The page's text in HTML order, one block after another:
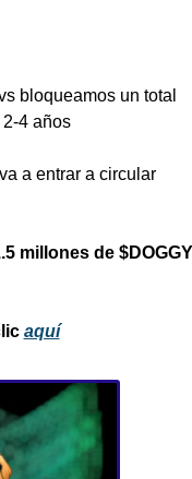
bloqueamos un total
4 años
a entrar a circular
millones de $DOGGY
aquí